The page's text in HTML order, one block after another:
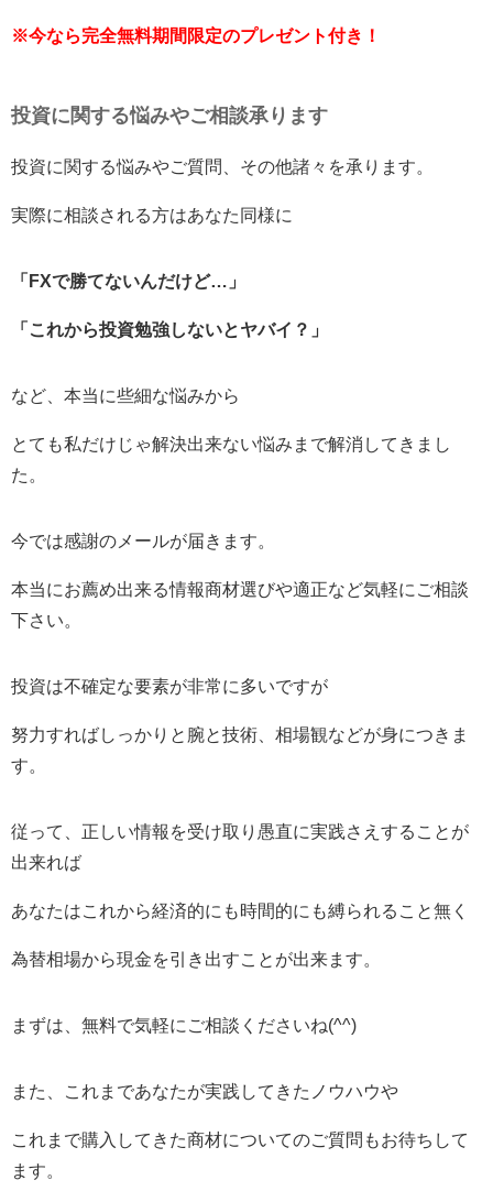
※今なら完全無料期間限定のプレゼント付き！
投資に関する悩みやご相談承ります
投資に関する悩みやご質問、その他諸々を承ります。
実際に相談される方はあなた同様に
「FXで勝てないんだけど…」
「これから投資勉強しないとヤバイ？」
など、本当に些細な悩みから
とても私だけじゃ解決出来ない悩みまで解消してきまし
た。
今では感謝のメールが届きます。
本当にお薦め出来る情報商材選びや適正など気軽にご相談
下さい。
投資は不確定な要素が非常に多いですが
努力すればしっかりと腕と技術、相場観などが身につきま
す。
従って、正しい情報を受け取り愚直に実践さえすることが
出来れば
あなたはこれから経済的にも時間的にも縛られること無く
為替相場から現金を引き出すことが出来ます。
まずは、無料で気軽にご相談くださいね(^^)
また、これまであなたが実践してきたノウハウや
これまで購入してきた商材についてのご質問もお待ちして
ます。